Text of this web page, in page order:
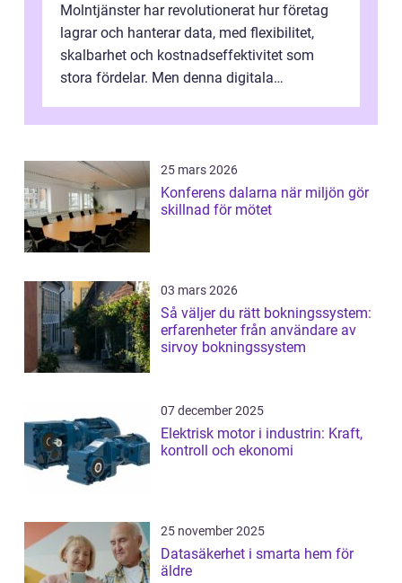
Molntjänster har revolutionerat hur företag
lagrar och hanterar data, med flexibilitet,
skalbarhet och kostnadseffektivitet som
stora fördelar. Men denna digitala
25 mars 2026
Konferens dalarna när miljön gör
skillnad för mötet
03 mars 2026
Så väljer du rätt bokningssystem:
erfarenheter från användare av
sirvoy bokningssystem
07 december 2025
Elektrisk motor i industrin: Kraft,
kontroll och ekonomi
25 november 2025
Datasäkerhet i smarta hem för
äldre